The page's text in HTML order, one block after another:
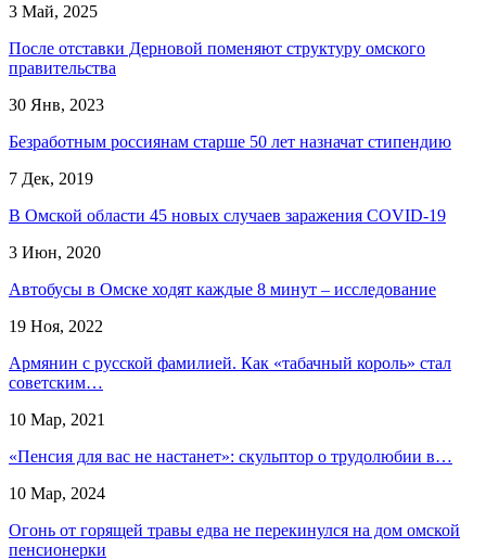
3 Май, 2025
После отставки Дерновой поменяют структуру омского
правительства
30 Янв, 2023
Безработным россиянам старше 50 лет назначат стипендию
7 Дек, 2019
В Омской области 45 новых случаев заражения COVID-19
3 Июн, 2020
Автобусы в Омске ходят каждые 8 минут – исследование
19 Ноя, 2022
Армянин с русской фамилией. Как «табачный король» стал
советским…
10 Мар, 2021
«Пенсия для вас не настанет»: скульптор о трудолюбии в…
10 Мар, 2024
Огонь от горящей травы едва не перекинулся на дом омской
пенсионерки